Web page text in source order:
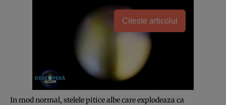
Citește articolul
In mod normal, stelele pitice albe care explodeaza ca